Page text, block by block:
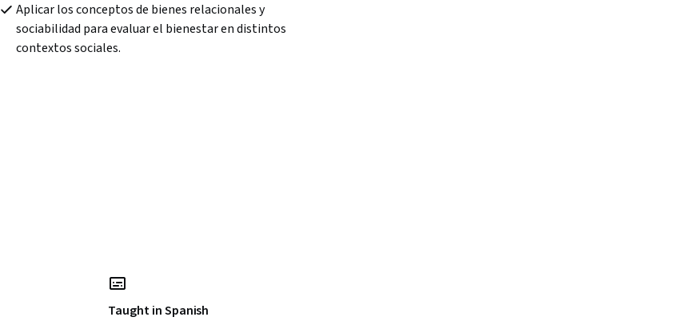
Aplicar los conceptos de bienes relacionales y
sociabilidad para evaluar el bienestar en distintos
contextos sociales.
Taught in Spanish